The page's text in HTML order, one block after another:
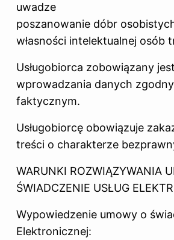
uwadze
poszanowanie dóbr
własności intelektualnej osób
Usługobiorca zobowiązany
wprowadzania danych
faktycznym.
Usługobiorcę obowiązuje
treści o charakterze
WARUNKI ROZWIĄZYWANIA
ŚWIADCZENIE USŁUG
Wypowiedzenie umowy o
Elektronicznej: